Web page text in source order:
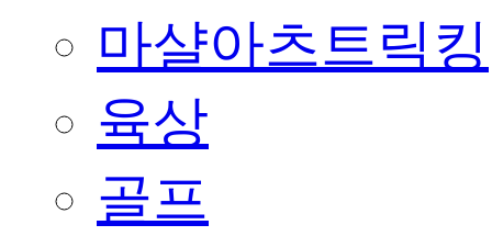
마샬아츠트릭킹
육상
골프